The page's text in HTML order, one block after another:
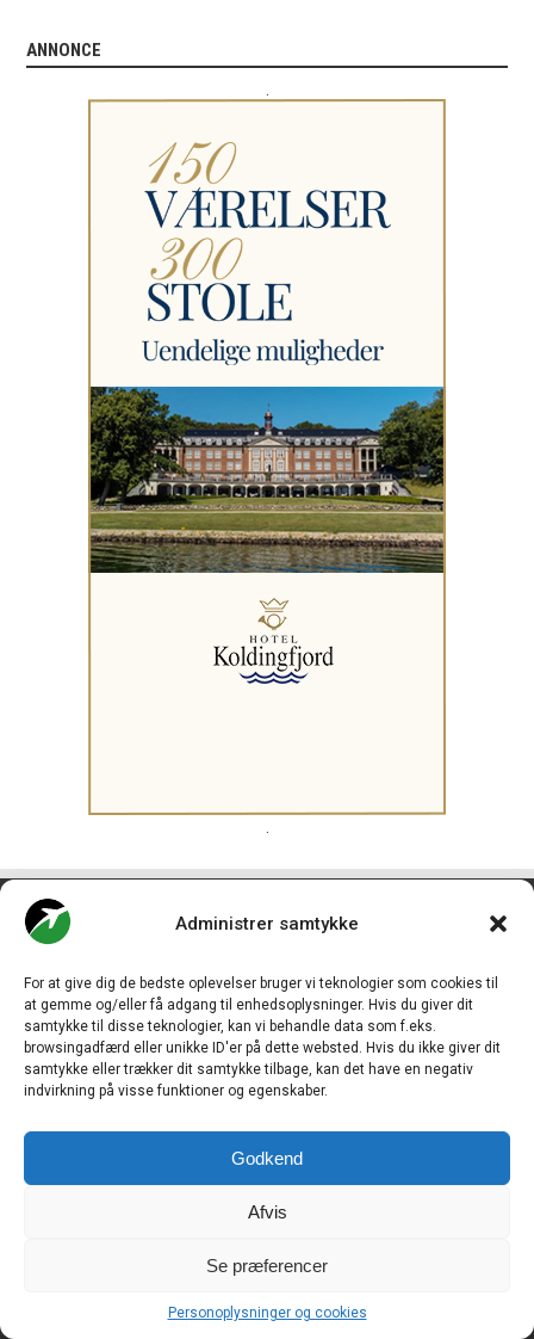
Administrer samtykke
For at give dig de bedste oplevelser bruger vi teknologier som cookies til
at gemme og/eller få adgang til enhedsoplysninger. Hvis du giver dit
samtykke til disse teknologier, kan vi behandle data som f.eks.
browsingadfærd eller unikke ID'er på dette websted. Hvis du ikke giver dit
samtykke eller trækker dit samtykke tilbage, kan det have en negativ
indvirkning på visse funktioner og egenskaber.
Godkend
Afvis
Se præferencer
Personoplysninger og cookies
ANNONCE
CHECK-IN.DK
er Skandinaviens førende digitale branchemedie
om luftfart og drives afTravelmedia Nordic ApS.
Ole Kirchert Christensen
Redaktionen:
Christian Granhøj Skouboe
Henrik Baumgarten
Danny Longhi Andreasen
Mathias Majlund Laursen
salg@travelmedianordic.com
Vi tager ansvar for indholdet og er tilmeldt
Siden er udviklet afJHV Media Consult.